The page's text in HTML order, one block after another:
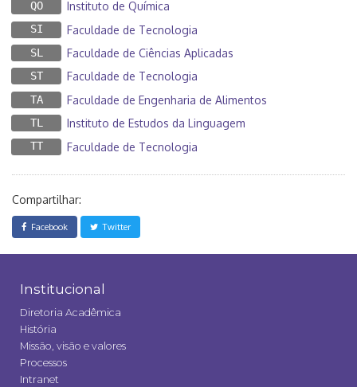
QO Instituto de Química
SI Faculdade de Tecnologia
SL Faculdade de Ciências Aplicadas
ST Faculdade de Tecnologia
TA Faculdade de Engenharia de Alimentos
TL Instituto de Estudos da Linguagem
TT Faculdade de Tecnologia
Compartilhar:
Facebook Twitter
Institucional
Diretoria Acadêmica
História
Missão, visão e valores
Processos
Intranet